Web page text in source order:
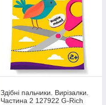
Здібні пальчики. Вирізалки.
Частина 2 127922 G-Rich